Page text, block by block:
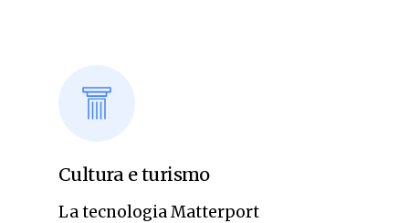
Cultura e turismo
La tecnologia Matterport